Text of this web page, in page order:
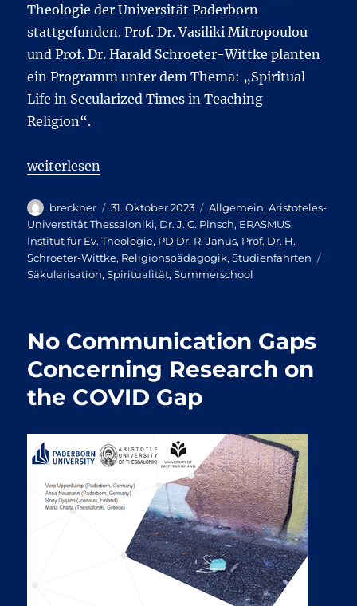
Theologie der Universität Paderborn
stattgefunden. Prof. Dr. Vasiliki Mitropoulou
und Prof. Dr. Harald Schroeter-Wittke planten
ein Programm unter dem Thema: „Spiritual
Life in Secularized Times in Teaching
Religion“.
„Thessaloniki 5.0: Eine weitere bereichernde
weiterlesen
Autor
breckner
Veröffentlicht
am
31. Oktober 2023 Kategorien
Allgemein,Aristoteles-
Universtität Thessaloniki, Dr. J. C. Pinsch, ERASMUS,
Institut für Ev. Theologie, PD Dr. R. Janus, Prof. Dr. H.
Schroeter-Wittke, Religionspädagogik,Studienfahrten
Säkularisation,Spiritualität,Summerschool
No Communication Gaps
Concerning Research on
the COVID Gap